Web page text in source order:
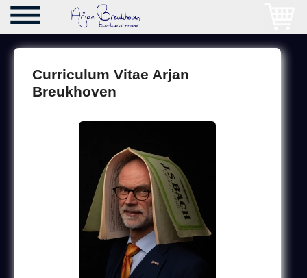
Curriculum Vitae Arjan
Breukhoven